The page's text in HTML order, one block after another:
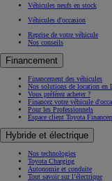
Véhicules neufs en stock
Véhicules d'occasion
Reprise de votre véhicule
Nos conseils
Financement
Financement des véhicules
Nos solutions de location en
Vous préférez acheter ?
Financez votre véhicule
Pour les Professionnels
Espace client Toyota
Hybride et électrique
Nos technologies
Toyota Charging
Autonomie et conduite
Tout savoir sur l’électrique